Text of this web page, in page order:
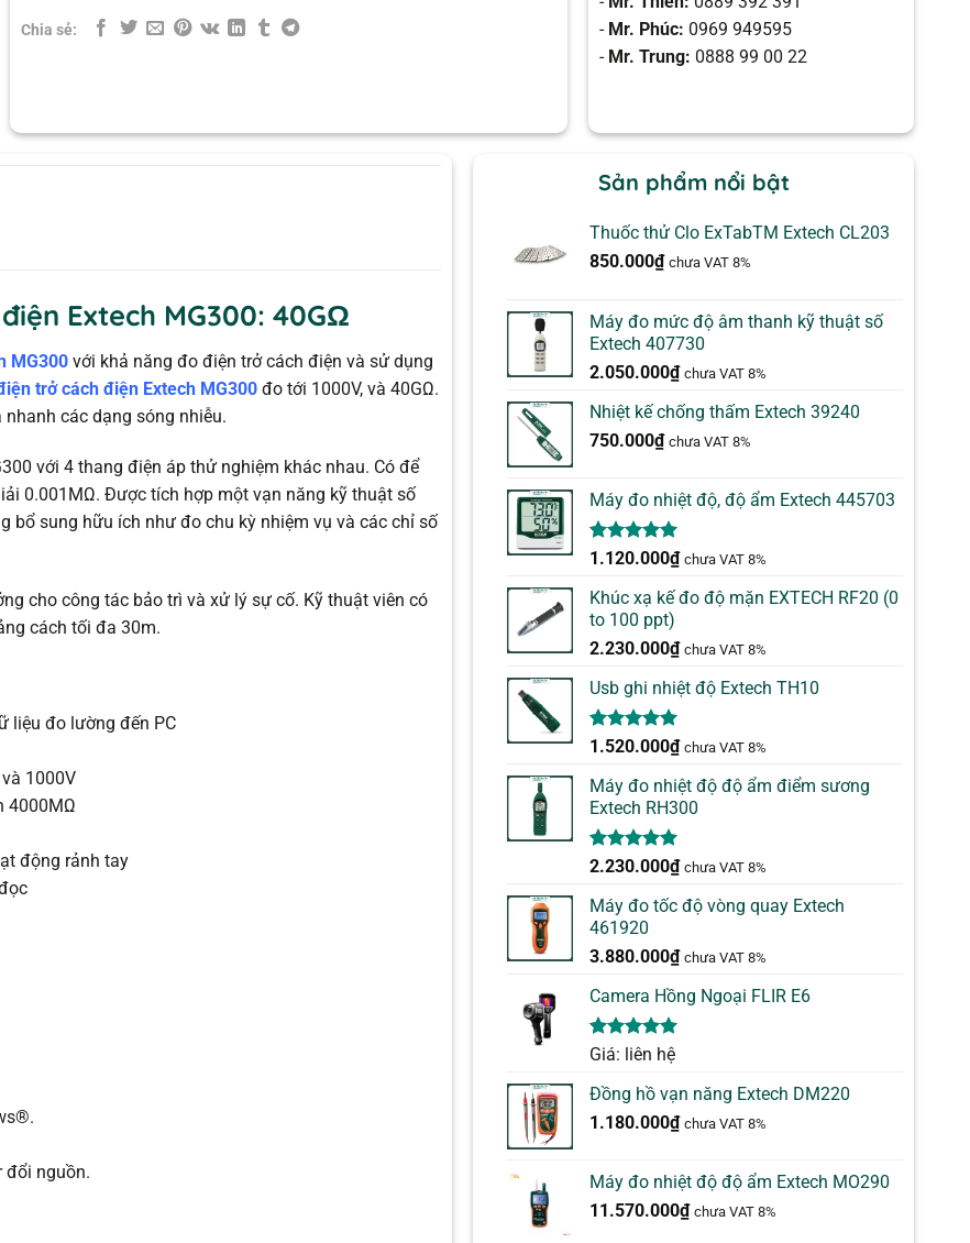
Chia sẻ:
- Mr. Phúc: 0969 949595
- Mr. Trung: 0888 99 00 22
Extech MG300: 40GΩ
MG300 với khả năng đo điện trở cách điện và sử dụng
trở cách điện Extech MG300 đo tới 1000V, và 40GΩ.
nhanh các dạng sóng nhiễu.
với 4 thang điện áp thử nghiệm khác nhau. Có để
0.001MΩ. Được tích hợp một vạn năng kỹ thuật số
bổ sung hữu ích như đo chu kỳ nhiệm vụ và các chỉ số
cho công tác bảo trì và xử lý sự cố. Kỹ thuật viên có
cách tối đa 30m.
liệu đo lường đến PC
1000V
4000MΩ
động rảnh tay
đổi nguồn.
Sản phẩm nổi bật
Thuốc thử Clo ExTabTM Extech CL203
850.000₫ chưa VAT 8%
Máy đo mức độ âm thanh kỹ thuật số
Extech 407730
2.050.000₫ chưa VAT 8%
Nhiệt kế chống thấm Extech 39240
750.000₫ chưa VAT 8%
Máy đo nhiệt độ, độ ẩm Extech 445703
5.00trên 5
1
đánh giá
1.120.000₫ chưa VAT 8%
Khúc xạ kế đo độ mặn EXTECH RF20 (0
to 100 ppt)
2.230.000₫ chưa VAT 8%
Usb ghi nhiệt độ Extech TH10
5.00trên 5
1
đánh giá
1.520.000₫ chưa VAT 8%
Máy đo nhiệt độ độ ẩm điểm sương
Extech RH300
5.00trên 5
1
đánh giá
2.230.000₫ chưa VAT 8%
Máy đo tốc độ vòng quay Extech
461920
3.880.000₫ chưa VAT 8%
Camera Hồng Ngoại FLIR E6
5.00 trên 5
1
đánh giá
Giá: liên hệ
Đồng hồ vạn năng Extech DM220
1.180.000₫ chưa VAT 8%
Máy đo nhiệt độ độ ẩm Extech MO290
11.570.000₫ chưa VAT 8%